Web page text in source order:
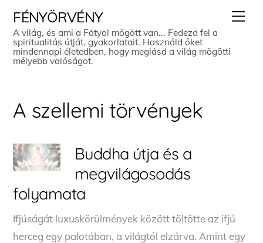
content
FÉNYÖRVÉNY
A világ, és ami a Fátyol mögött van... Fedezd fel a
spiritualitás útját, gyakorlatait. Használd őket
mindennapi életedben, hogy meglásd a világ mögötti
mélyebb valóságot.
A szellemi törvények
Buddha útja és a
megvilágosodás
folyamata
Ifjúságát luxuskörülmények között töltötte az ifjú
herceg egy palotában, a világtól elzárva. Amint egy